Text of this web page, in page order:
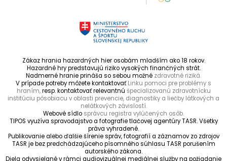
Zákaz hrania hazardných hier osobám mladším ako 18 rokov.
Hazardné hry predstavujú riziko vysokých finančných strát.
Nadmerné hranie prináša so sebou možné zdravotné riziká.
V prípade potreby môžete kontaktovaťLinku pomoci pre problémy s
hraním,resp. kontaktovať relevantnú špecializovanú zdravotnícku
inštitúciu pôsobiacu v oblasti prevencie, diagnostiky a liečby látkových a
nelátkových závislostí.
Webové sídlo správcu registra vylúčených osôb.
TIPOS využíva spravodajstvo a fotografie tlačovej agentúry TASR. Všetky
práva vyhradené.
Publikovanie alebo ďalšie šírenie správ, fotografií a záznamov zo zdrojov
TASR je bez predchádzajúceho písomného súhlasu TASR porušením
autorského zákona.
Diela odvysielané v rámci audiovizuálnej mediálnej služby na požiadanie